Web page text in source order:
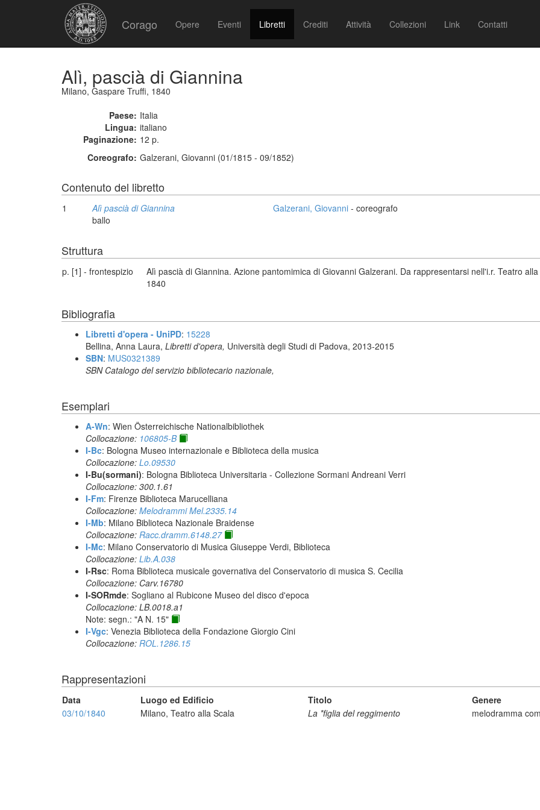
Corago Opere Eventi Libretti Crediti Attività Collezioni Link Contatti
Alì, pascià di Giannina
Milano, Gaspare Truffi, 1840
Paese: Italia
Lingua: italiano
Paginazione: 12 p.
Coreografo: Galzerani, Giovanni (01/1815 - 09/1852)
Contenuto del libretto
1
Alì pascià di Giannina
ballo
Galzerani, Giovanni - coreografo
Struttura
p. [1] - frontespizio
Alì pascià di Giannina. Azione pantomimica di Giovanni Galzerani. Da rappresentarsi nell'i.r. Teatro
1840
Bibliografia
Libretti d'opera - UniPD: 15228
Bellina, Anna Laura, Libretti d'opera, Università degli Studi di Padova, 2013-2015
SBN: MUS0321389
SBN Catalogo del servizio bibliotecario nazionale,
Esemplari
A-Wn: Wien Österreichische Nationalbibliothek
Collocazione: 106805-B
I-Bc: Bologna Museo internazionale e Biblioteca della musica
Collocazione: Lo.09530
I-Bu(sormani): Bologna Biblioteca Universitaria - Collezione Sormani Andreani Verri
Collocazione: 300.1.61
I-Fm: Firenze Biblioteca Marucelliana
Collocazione: Melodrammi Mel.2335.14
I-Mb: Milano Biblioteca Nazionale Braidense
Collocazione: Racc.dramm.6148.27
I-Mc: Milano Conservatorio di Musica Giuseppe Verdi, Biblioteca
Collocazione: Lib.A.038
I-Rsc: Roma Biblioteca musicale governativa del Conservatorio di musica S. Cecilia
Collocazione: Carv.16780
I-SORmde: Sogliano al Rubicone Museo del disco d'epoca
Collocazione: LB.0018.a1
Note: segn.: "A N. 15"
I-Vgc: Venezia Biblioteca della Fondazione Giorgio Cini
Collocazione: ROL.1286.15
Rappresentazioni
Data Luogo ed Edificio Titolo Genere
03/10/1840
Milano, Teatro alla Scala La *figlia del reggimento melodramma